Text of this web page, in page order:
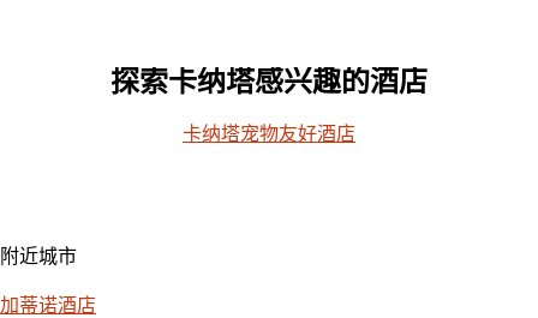
探索卡纳塔感兴趣的酒店
卡纳塔宠物友好酒店
附近城市
加蒂诺酒店